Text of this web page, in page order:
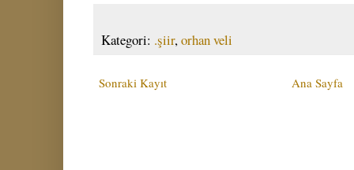
Kategori: .şiir,orhan veli
Sonraki Kayıt Ana Sayfa